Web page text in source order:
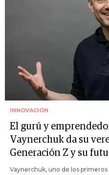
INNOVACIÓN
El gurú y
Vaynerchuk da su
Generación Z y su
Vaynerchuk, uno de los